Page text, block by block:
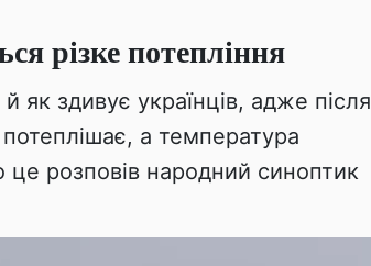
різке потепління
як здивує українців, адже після
а температура
це розповів народний синоптик